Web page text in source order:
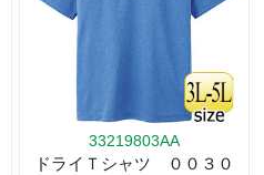
33219803AA
ドライＴシャツ ００３０